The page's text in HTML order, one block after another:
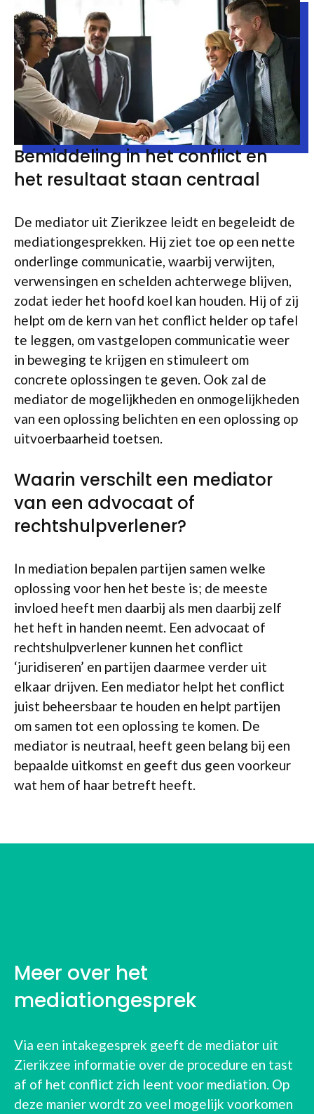
Bemiddeling in het conflict en
het resultaat staan centraal
De mediator uit Zierikzee leidt en begeleidt de
mediationgesprekken. Hij ziet toe op een nette
onderlinge communicatie, waarbij verwijten,
verwensingen en schelden achterwege blijven,
zodat ieder het hoofd koel kan houden. Hij of zij
helpt om de kern van het conflict helder op tafel
te leggen, om vastgelopen communicatie weer
in beweging te krijgen en stimuleert om
concrete oplossingen te geven. Ook zal de
mediator de mogelijkheden en onmogelijkheden
van een oplossing belichten en een oplossing op
uitvoerbaarheid toetsen.
Waarin verschilt een mediator
van een advocaat of
rechtshulpverlener?
In mediation bepalen partijen samen welke
oplossing voor hen het beste is; de meeste
invloed heeft men daarbij als men daarbij zelf
het heft in handen neemt. Een advocaat of
rechtshulpverlener kunnen het conflict
‘juridiseren’ en partijen daarmee verder uit
elkaar drijven. Een mediator helpt het conflict
juist beheersbaar te houden en helpt partijen
om samen tot een oplossing te komen. De
mediator is neutraal, heeft geen belang bij een
bepaalde uitkomst en geeft dus geen voorkeur
wat hem of haar betreft heeft.
Meer over het
mediationgesprek
Via een intakegesprek geeft de mediator uit
Zierikzee informatie over de procedure en tast
af of het conflict zich leent voor mediation. Op
deze manier wordt zo veel mogelijk voorkomen